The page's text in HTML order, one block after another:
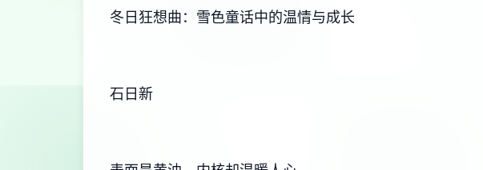
冬日狂想曲：雪色童话中的温情与成长
石日新